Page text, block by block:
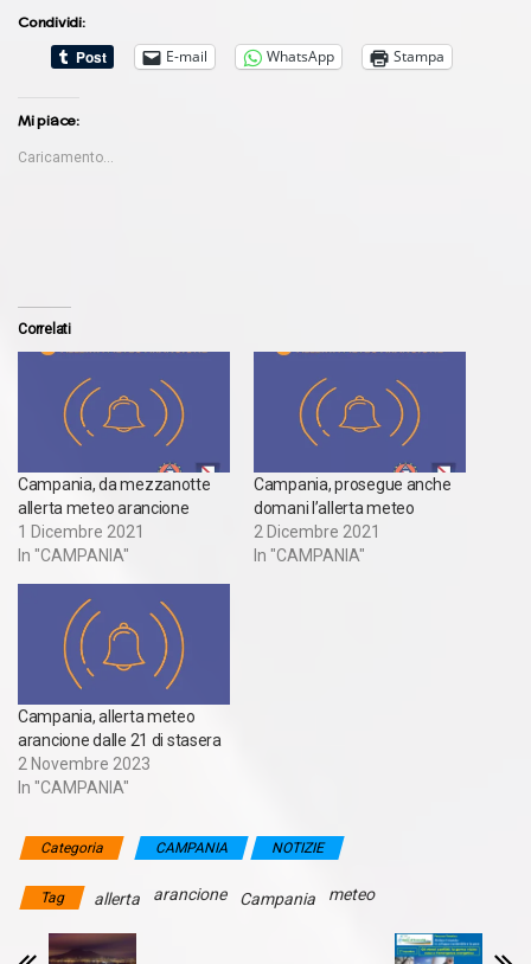
Condividi:
E-mail
WhatsApp Stampa
Mi piace:
Caricamento...
Correlati
Campania, da mezzanotte
allerta meteo arancione
1 Dicembre 2021
In "CAMPANIA"
Campania, prosegue anche
domani l’allerta meteo
2 Dicembre 2021
In "CAMPANIA"
Campania, allerta meteo
arancione dalle 21 di stasera
2 Novembre 2023
In "CAMPANIA"
Categoria CAMPANIA NOTIZIE
Tag allerta arancione Campania meteo